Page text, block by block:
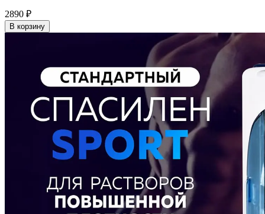
2890 ₽
В корзину